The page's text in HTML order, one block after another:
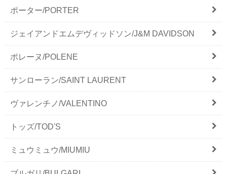
ポーター/PORTER
ジェイアンドエムデヴィッドソン/J&M DAVIDSON
ポレーヌ/POLENE
サンローラン/SAINT LAURENT
ヴァレンチノ/VALENTINO
トッズ/TOD'S
ミュウミュウ/MIUMIU